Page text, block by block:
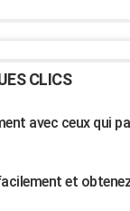
CLICS
avec ceux qui
et